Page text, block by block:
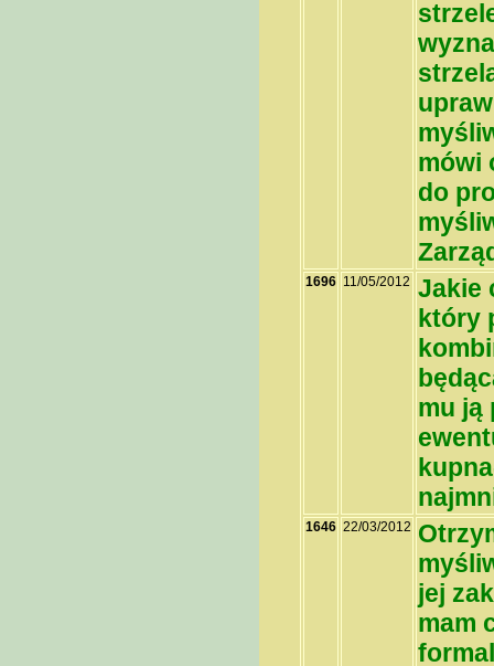
mówi
do
1696 11/05/2012 Jakie
który
mu ją
1646 22/03/2012
jej
mam